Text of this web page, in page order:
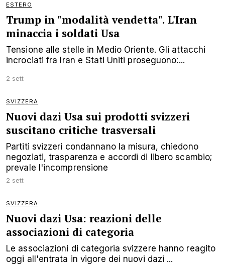
ESTERO
Trump in "modalità vendetta". L'Iran
minaccia i soldati Usa
Tensione alle stelle in Medio Oriente. Gli attacchi
incrociati fra Iran e Stati Uniti proseguono:...
2 sett
SVIZZERA
Nuovi dazi Usa sui prodotti svizzeri
suscitano critiche trasversali
Partiti svizzeri condannano la misura, chiedono
negoziati, trasparenza e accordi di libero scambio;
prevale l'incomprensione
2 sett
SVIZZERA
Nuovi dazi Usa: reazioni delle
associazioni di categoria
Le associazioni di categoria svizzere hanno reagito
oggi all'entrata in vigore dei nuovi dazi ...